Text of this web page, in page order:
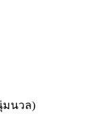
มนวล)